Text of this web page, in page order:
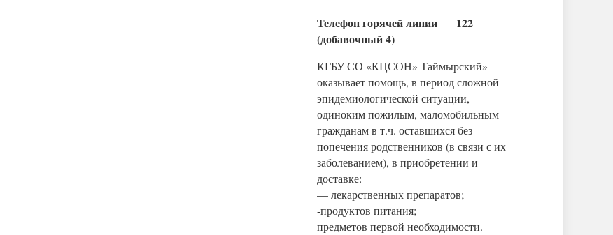
Телефон горячей линии 122
(добавочный 4)
КГБУ СО «КЦСОН» Таймырский»
оказывает помощь, в период сложной
эпидемиологической ситуации,
одиноким пожилым, маломобильным
гражданам в т.ч. оставшихся без
попечения родственников (в связи с их
заболеванием), в приобретении и
доставке:
— лекарственных препаратов;
-продуктов питания;
предметов первой необходимости.